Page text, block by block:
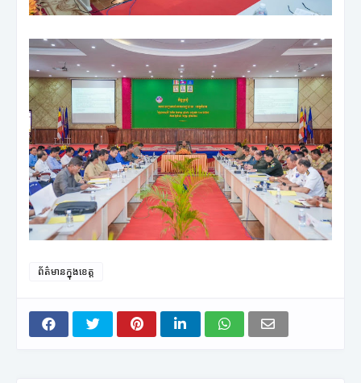
ព័ត៌មានក្នុងខេត្ត